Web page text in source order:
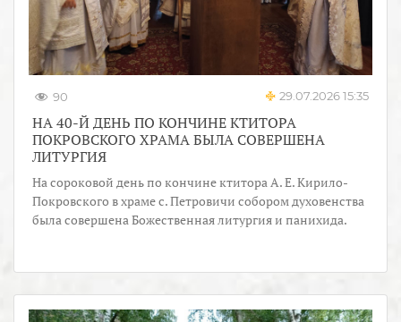
90 29.07.2026 15:35
НА 40-Й ДЕНЬ ПО КОНЧИНЕ КТИТОРА
ПОКРОВСКОГО ХРАМА БЫЛА СОВЕРШЕНА
ЛИТУРГИЯ
На сороковой день по кончине ктитора А. Е. Кирило-
Покровского в храме с. Петровичи собором духовенства
была совершена Божественная литургия и панихида.